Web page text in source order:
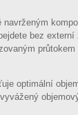
navrženým
bez
optimální